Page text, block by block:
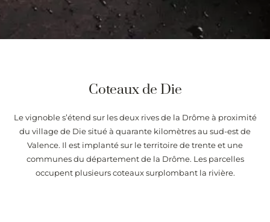
Coteaux de Die
Le vignoble s’étend sur les deux rives de la Drôme à proximité
du village de Die situé à quarante kilomètres au sud-est de
Valence. Il est implanté sur le territoire de trente et une
communes du département de la Drôme. Les parcelles
occupent plusieurs coteaux surplombant la rivière.